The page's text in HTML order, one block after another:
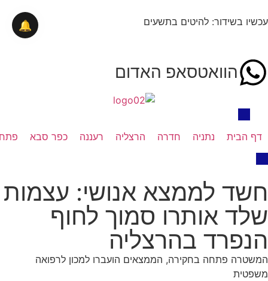
עכשיו בשידור: להיטים בתשעים
הוואטסאפ האדום
דף הבית נתניה חדרה הרצליה רעננה כפר סבא
חשד לממצא אנושי: עצמות
שלד אותרו סמוך לחוף
הנפרד בהרצליה
המשטרה פתחה בחקירה, הממצאים הועברו למכון לרפואה
משפטית
🔔